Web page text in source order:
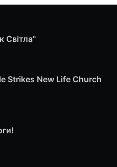
Світла"
Strikes New Life Church